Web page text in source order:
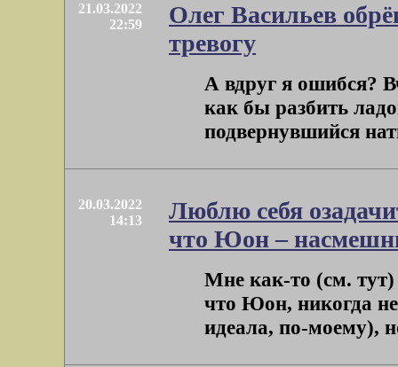
21.03.2022
22:59
Олег Васильев
тревогу
А вдруг я ошибся?
как бы разбить
подвернувшийся
20.03.2022
14:13
Люблю себя
что Юон –
Мне как-то (см. тут)
что Юон, никогда не
идеала, по-моему),